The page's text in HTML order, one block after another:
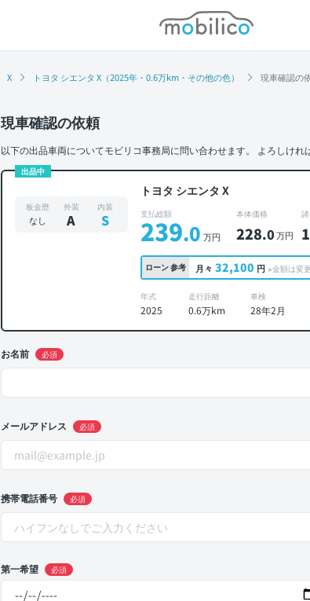
モビリコ
X トヨタ シエンタ X（2025年・0.6万km・その他の色） 現車確認の
現車確認の依頼
以下の出品車両についてモビリコ事務局に問い合わせます。 よろしけれ
出品中
トヨタ シエンタ X
板金歴
なし
外装
A
内装
S 支払総額
239.0 万円
本体価格
228.0万円
ローン参考 月々 32,100 円 ※金額は変
年式
2025
走行距離
0.6万km
車検
28年2月
お名前 必須
メールアドレス 必須
携帯電話番号 必須
第一希望 必須